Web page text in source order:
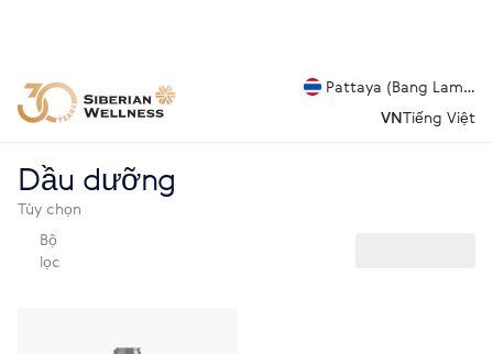
Pattaya (Bang
VNTiếng Việt
Dầu dưỡng
Tùy chọn
Bộ
lọc